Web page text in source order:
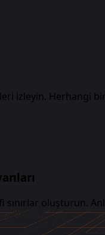
izleyin. Herhangi
oluşturun.